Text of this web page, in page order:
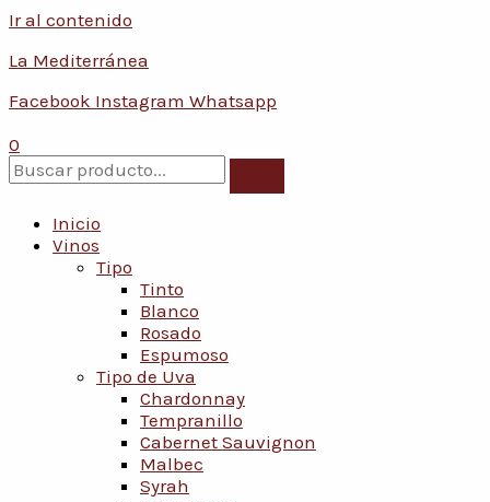
Ir al contenido
La Mediterránea
Facebook Instagram Whatsapp
0
Inicio
Vinos
Tipo
Tinto
Blanco
Rosado
Espumoso
Tipo de Uva
Chardonnay
Tempranillo
Cabernet Sauvignon
Malbec
Syrah
Conoce nuestras promociones y servicios